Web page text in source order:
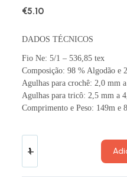
€5.10
DADOS TÉCNICOS
Fio Ne: 5/1 – 536,85 tex
Composição: 98 % Algodão e
Agulhas para crochê: 2,0 mm
Agulhas para tricô: 2,5 mm a
Comprimento e Peso: 149m e